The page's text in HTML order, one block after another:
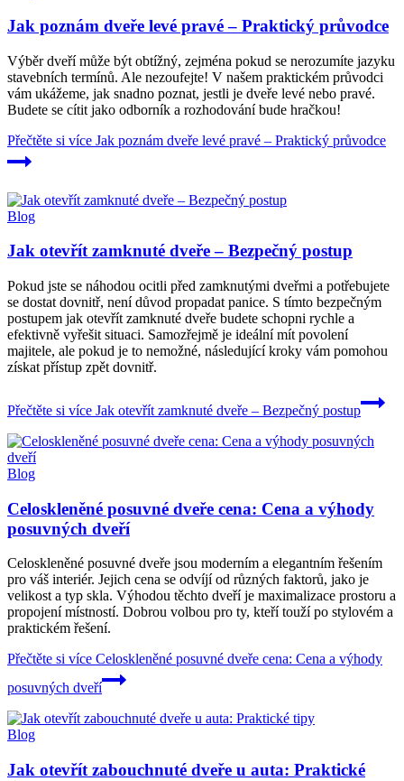
Jak poznám dveře levé pravé – Praktický průvodce
Výběr dveří může být obtížný, zejména pokud se nerozumíte jazyku
stavebních termínů. Ale nezoufejte! V našem praktickém průvodci
vám ukážeme, jak snadno poznat, jestli je dveře levé nebo pravé.
Budete se cítit jako odborník a rozhodování bude hračkou!
Přečtěte si více Jak poznám dveře levé pravé – Praktický průvodce
Blog
Jak otevřít zamknuté dveře – Bezpečný postup
Pokud jste se náhodou ocitli před zamknutými dveřmi a potřebujete
se dostat dovnitř, není důvod propadat panice. S tímto bezpečným
postupem jak otevřít zamknuté dveře budete schopni rychle a
efektivně vyřešit situaci. Samozřejmě je ideální mít povolení
majitele, ale pokud je to nemožné, následující kroky vám pomohou
získat přístup zpět dovnitř.
Přečtěte si více Jak otevřít zamknuté dveře – Bezpečný postup
Blog
Celoskleněné posuvné dveře cena: Cena a výhody
posuvných dveří
Celoskleněné posuvné dveře jsou moderním a elegantním řešením
pro váš interiér. Jejich cena se odvíjí od různých faktorů, jako je
velikost a typ skla. Výhodou těchto dveří je maximalizace prostoru a
propojení místností. Dobrou volbou pro ty, kteří touží po stylovém a
praktickém řešení.
Přečtěte si více Celoskleněné posuvné dveře cena: Cena a výhody
posuvných dveří
Blog
Jak otevřít zabouchnuté dveře u auta: Praktické